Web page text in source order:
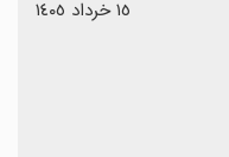
١٥ خرداد ١٤٠٥